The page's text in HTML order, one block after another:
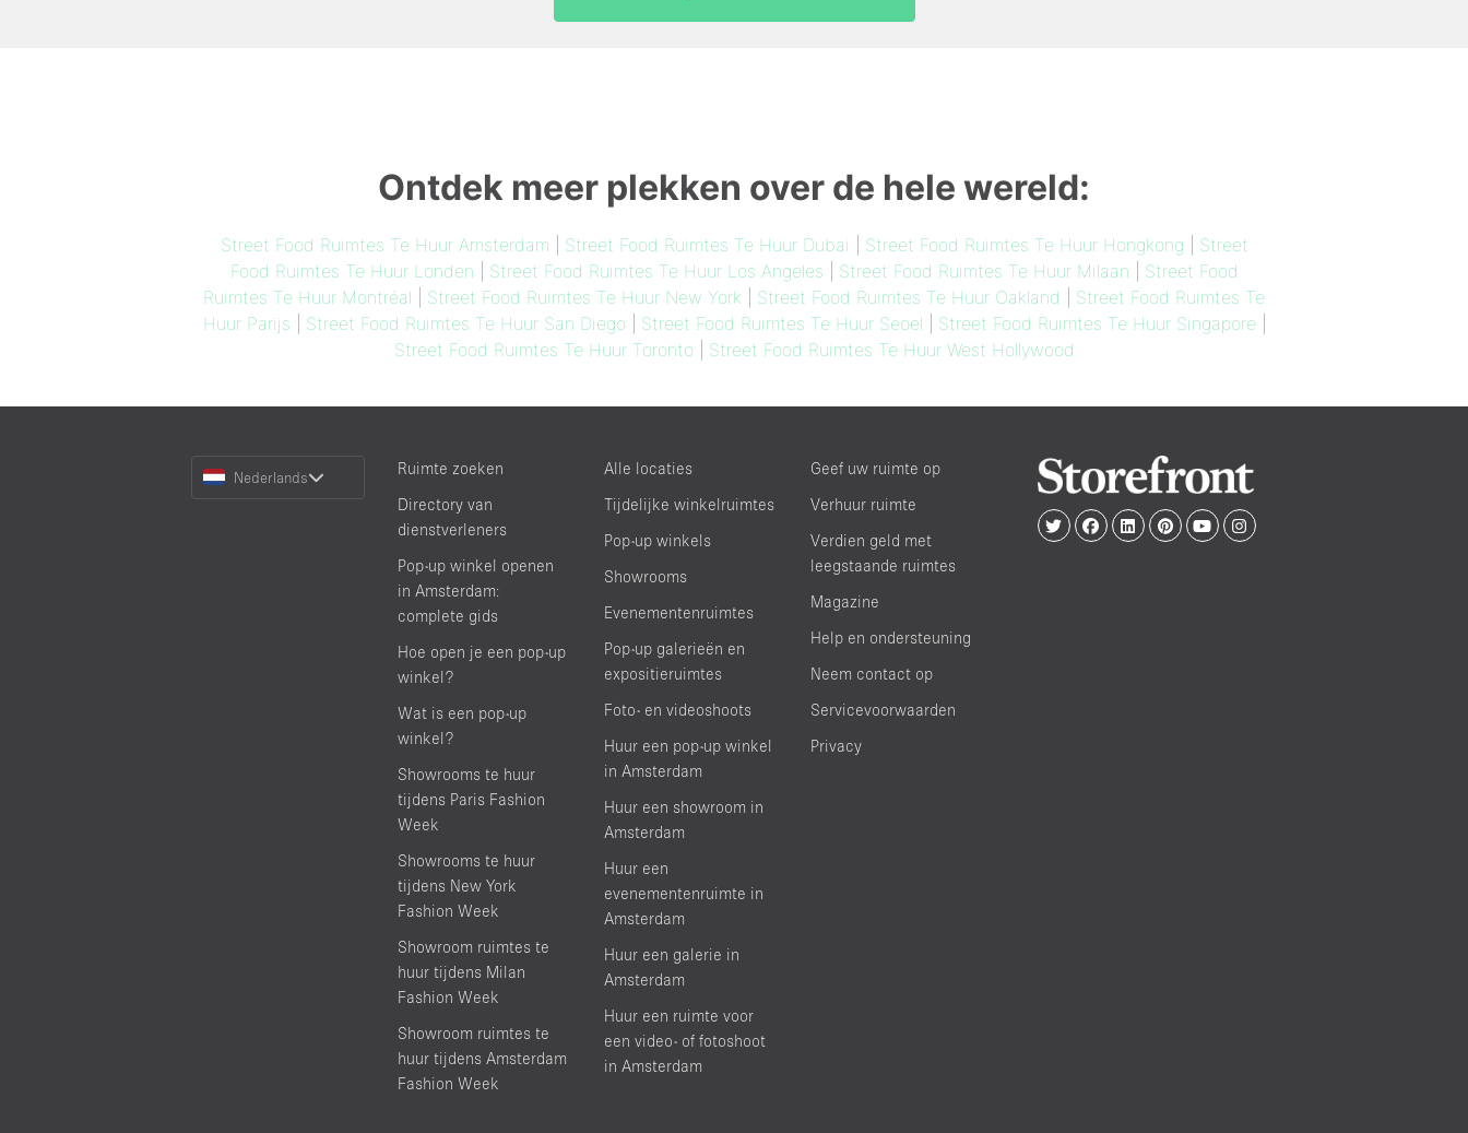
Ontdek meer plekken over de hele wereld:
Street Food Ruimtes Te Huur Amsterdam Street Food Ruimtes Te Huur Dubai Street Food Ruimtes Te Huur Hongkong
Street
Food Ruimtes Te Huur Londen
Street Food Ruimtes Te Huur Los Angeles Street Food Ruimtes Te Huur Milaan
Street Food
Ruimtes Te Huur Montréal
Street Food Ruimtes Te Huur New York Street Food Ruimtes Te Huur Oakland
Street Food Ruimtes Te
Huur Parijs
Street Food Ruimtes Te Huur San Diego| Street Food Ruimtes Te Huur Seoel Street Food Ruimtes Te Huur Singapore
Street Food Ruimtes Te Huur Toronto| Street Food Ruimtes Te Huur West Hollywood
Choose
Nederlands
Ruimte zoeken
Directory van
dienstverleners
Pop-up winkel openen
in Amsterdam:
complete gids
Hoe open je een pop-up
winkel?
Wat is een pop-up
winkel?
Showrooms te huur
tijdens Paris Fashion
Week
Showrooms te huur
tijdens New York
Fashion Week
Showroom ruimtes te
huur tijdens Milan
Fashion Week
Showroom ruimtes te
huur tijdens Amsterdam
Fashion Week
Alle locaties
Tijdelijke winkelruimtes
Pop-up winkels
Showrooms
Evenementenruimtes
Pop-up galerieën en
expositieruimtes
Foto- en videoshoots
Huur een pop-up winkel
in Amsterdam
Huur een showroom in
Amsterdam
Huur een
evenementenruimte in
Amsterdam
Huur een galerie in
Amsterdam
Huur een ruimte voor
een video- of fotoshoot
in Amsterdam
Geef uw ruimte op
Verhuur ruimte
Verdien geld met
leegstaande ruimtes
Magazine
Help en ondersteuning
Neem contact op
Servicevoorwaarden
Privacy